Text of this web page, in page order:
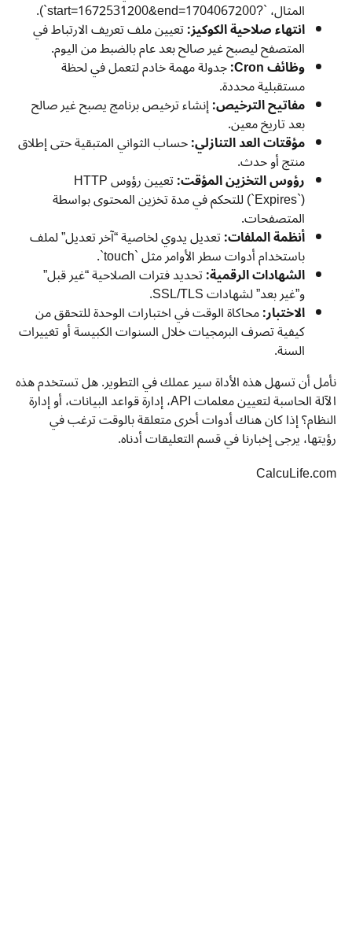
المثال، `?start=1672531200&end=1704067200`).
انتهاء صلاحية الكوكيز:تعيين ملف تعريف الارتباط في
المتصفح ليصبح غير صالح بعد عام بالضبط من اليوم.
وظائف Cron: جدولة مهمة خادم لتعمل في لحظة
مستقبلية محددة.
مفاتيح الترخيص:إنشاء ترخيص برنامج يصبح غير صالح
بعد تاريخ معين.
مؤقتات العد التنازلي:حساب الثواني المتبقية حتى إطلاق
منتج أو حدث.
رؤوس التخزين المؤقت: تعيين رؤوس HTTP
(`Expires`) للتحكم في مدة تخزين المحتوى بواسطة
المتصفحات.
أنظمة الملفات:تعديل يدوي لخاصية “آخر تعديل” لملف
باستخدام أدوات سطر الأوامر مثل `touch`.
الشهادات الرقمية:تحديد فترات الصلاحية “غير قبل”
و”غير بعد” لشهادات SSL/TLS.
الاختبار:محاكاة الوقت في اختبارات الوحدة للتحقق من
كيفية تصرف البرمجيات خلال السنوات الكبيسة أو تغييرات
السنة.
نأمل أن تسهل هذه الأداة سير عملك في التطوير. هل تستخدم هذه
الآلة الحاسبة لتعيين معلمات API، إدارة قواعد البيانات، أو إدارة
النظام؟ إذا كان هناك أدوات أخرى متعلقة بالوقت ترغب في
رؤيتها، يرجى إخبارنا في قسم التعليقات أدناه.
CalcuLife.com